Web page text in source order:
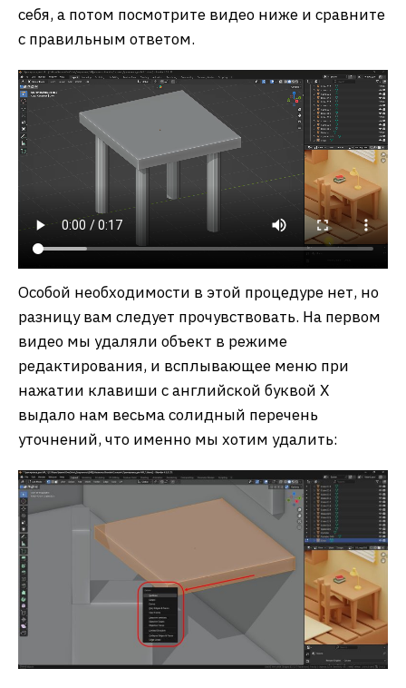
себя, а потом посмотрите видео ниже и сравните
с правильным ответом.
Особой необходимости в этой процедуре нет, но
разницу вам следует прочувствовать. На первом
видео мы удаляли объект в режиме
редактирования, и всплывающее меню при
нажатии клавиши с английской буквой X
выдало нам весьма солидный перечень
уточнений, что именно мы хотим удалить: